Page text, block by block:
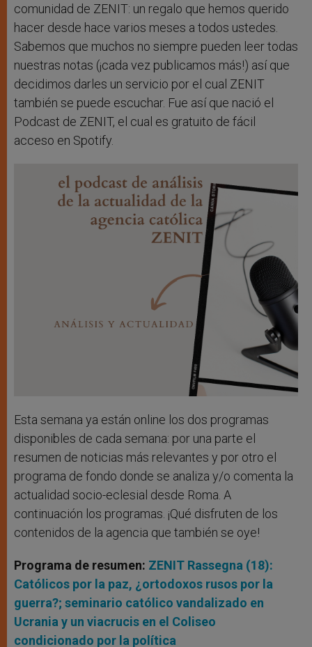
comunidad de ZENIT: un regalo que hemos querido
hacer desde hace varios meses a todos ustedes.
Sabemos que muchos no siempre pueden leer todas
nuestras notas (¡cada vez publicamos más!) así que
decidimos darles un servicio por el cual ZENIT
también se puede escuchar. Fue así que nació el
Podcast de ZENIT, el cual es gratuito de fácil
acceso en Spotify.
Esta semana ya están online los dos programas
disponibles de cada semana: por una parte el
resumen de noticias más relevantes y por otro el
programa de fondo donde se analiza y/o comenta la
actualidad socio-eclesial desde Roma. A
continuación los programas. ¡Qué disfruten de los
contenidos de la agencia que también se oye!
Programa de resumen: ZENIT Rassegna (18):
Católicos por la paz, ¿ortodoxos rusos por la
guerra?; seminario católico vandalizado en
Ucrania y un viacrucis en el Coliseo
condicionado por la política